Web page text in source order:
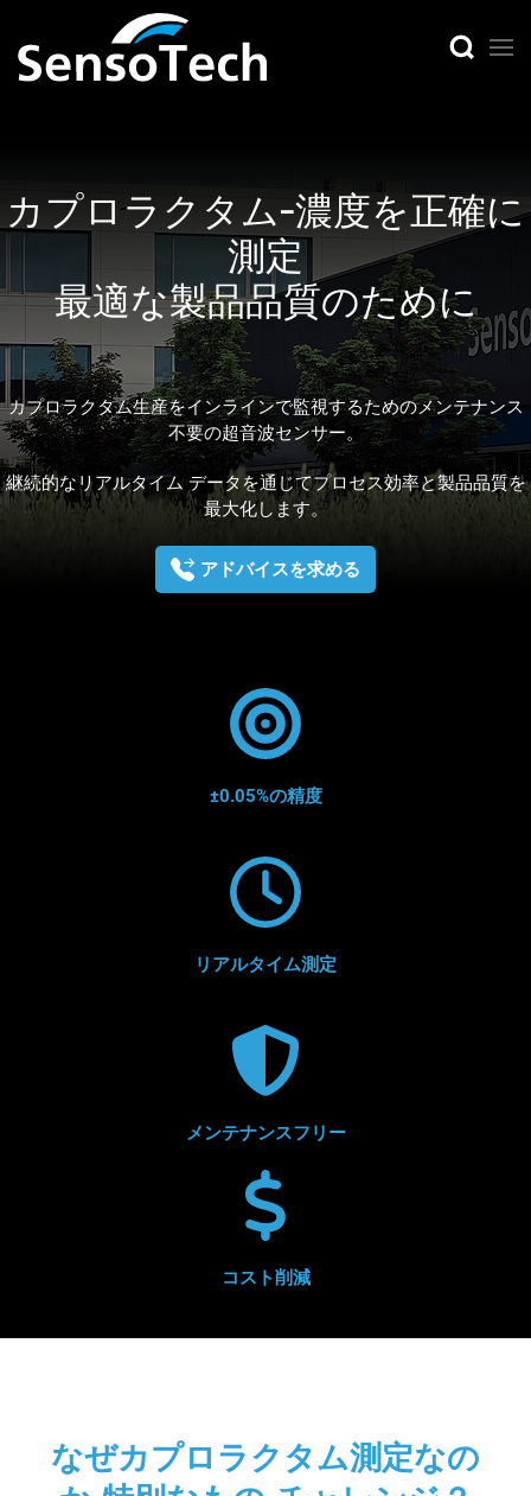
カプロラクタム-濃度を正確に
測定
最適な製品品質のために
カプロラクタム生産をインラインで監視するためのメンテナンス
不要の超音波センサー。
継続的なリアルタイム データを通じてプロセス効率と製品品質を
最大化します。
アドバイスを求める
±0.05%の精度
リアルタイム測定
メンテナンスフリー
コスト削減
なぜカプロラクタム測定なの